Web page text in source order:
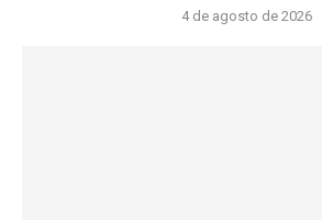
4 de agosto de 2026